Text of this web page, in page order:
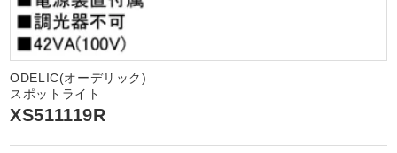
ODELIC(オーデリック)
スポットライト
XS511119R